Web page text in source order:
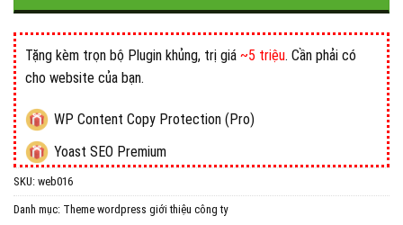
Tặng kèm trọn bộ Plugin khủng, trị giá ~5 triệu. Cần phải có
cho website của bạn.
WP Content Copy Protection (Pro)
Yoast SEO Premium
All in One WP Migration Unlimited Extension
iThemes Security Pro
SKU: web016
Danh mục: Theme wordpress giới thiệu công ty